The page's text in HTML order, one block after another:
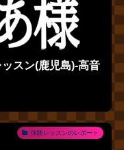
スン(鹿児島)‐高音
体験レッスンのレポート